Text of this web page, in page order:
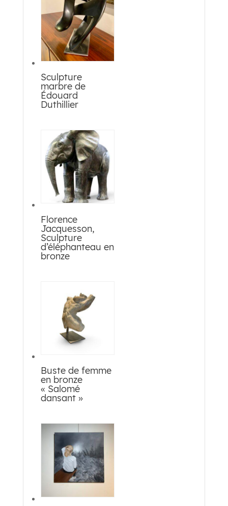
Sculpture
marbre de
Édouard
Duthillier
Florence
Jacquesson,
Sculpture
d’éléphanteau en
bronze
Buste de femme
en bronze
« Salomé
dansant »